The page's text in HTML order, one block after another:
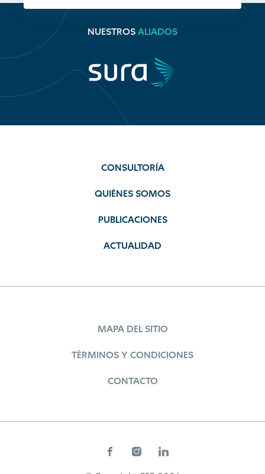
NUESTROS ALIADOS
CONSULTORÍA
QUIÉNES SOMOS
PUBLICACIONES
ACTUALIDAD
MAPA DEL SITIO
TÉRMINOS Y CONDICIONES
CONTACTO